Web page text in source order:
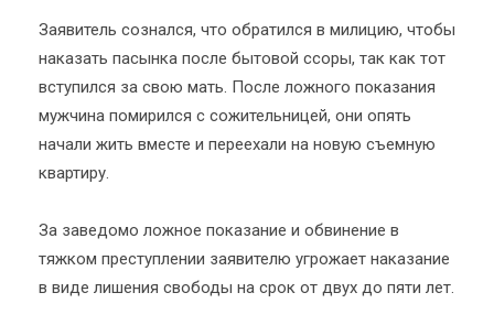
Заявитель сознался, что обратился в милицию, чтобы
наказать пасынка после бытовой ссоры, так как тот
вступился за свою мать. После ложного показания
мужчина помирился с сожительницей, они опять
начали жить вместе и переехали на новую съемную
квартиру.
За заведомо ложное показание и обвинение в
тяжком преступлении заявителю угрожает наказание
в виде лишения свободы на срок от двух до пяти лет.